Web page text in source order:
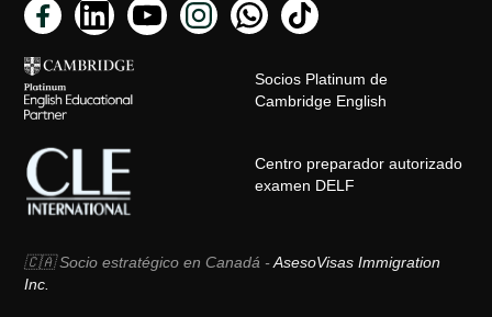
Socios Platinum de
Cambridge English
Centro preparador autorizado
examen DELF
🇨🇦 Socio estratégico en Canadá -AsesoVisas Immigration
Inc.